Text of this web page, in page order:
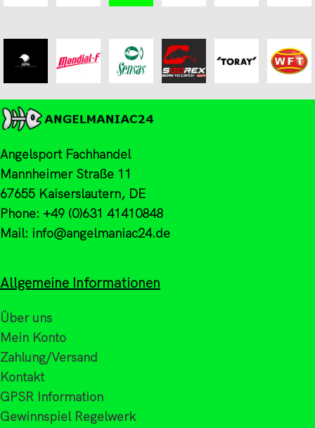
Angelsport Fachhandel
Mannheimer Straße 11
67655 Kaiserslautern, DE
Phone: +49 (0)631 41410848
Mail: info@angelmaniac24.de
Allgemeine Informationen
Über uns
Mein Konto
Zahlung/Versand
Kontakt
GPSR Information
Gewinnspiel Regelwerk